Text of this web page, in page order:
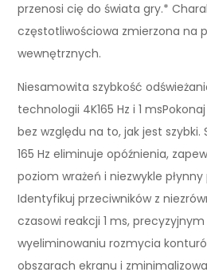
przenosi cię do świata gry.*
częstotliwościowa zmierzona na
wewnętrznych.
Niesamowita szybkość
technologii 4K165 Hz i 1
bez względu na to, jak jest szybki.
165 Hz eliminuje opóźnienia,
poziom wrażeń i niezwykle
Identyfikuj przeciwników z
czasowi reakcji 1 ms,
wyeliminowaniu rozmycia
obszarach ekranu i